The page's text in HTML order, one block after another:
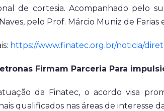
de cortesia. Acompanhado pelo
pelo Prof. Márcio Muniz de Farias
https://www.finatec.org.br/noticia/
Firmam Parceria Para
da Finatec, o acordo visa
qualificados nas áreas de interesse